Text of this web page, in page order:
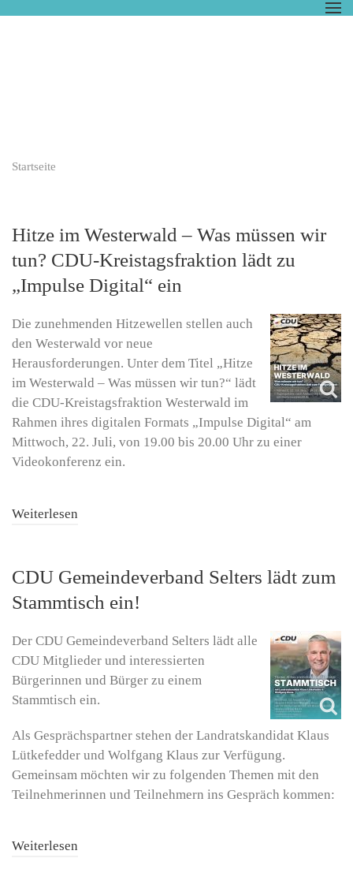
Startseite
Hitze im Westerwald – Was müssen wir
tun? CDU-Kreistagsfraktion lädt zu
„Impulse Digital“ ein
Die zunehmenden Hitzewellen stellen auch
den Westerwald vor neue
Herausforderungen. Unter dem Titel „Hitze
im Westerwald – Was müssen wir tun?“ lädt
die CDU-Kreistagsfraktion Westerwald im
Rahmen ihres digitalen Formats „Impulse Digital“ am
Mittwoch, 22. Juli, von 19.00 bis 20.00 Uhr zu einer
Videokonferenz ein.
Weiterlesen
CDU Gemeindeverband Selters lädt zum
Stammtisch ein!
Der CDU Gemeindeverband Selters lädt alle
CDU Mitglieder und interessierten
Bürgerinnen und Bürger zu einem
Stammtisch ein.
Als Gesprächspartner stehen der Landratskandidat Klaus
Lütkefedder und Wolfgang Klaus zur Verfügung.
Gemeinsam möchten wir zu folgenden Themen mit den
Teilnehmerinnen und Teilnehmern ins Gespräch kommen:
Weiterlesen